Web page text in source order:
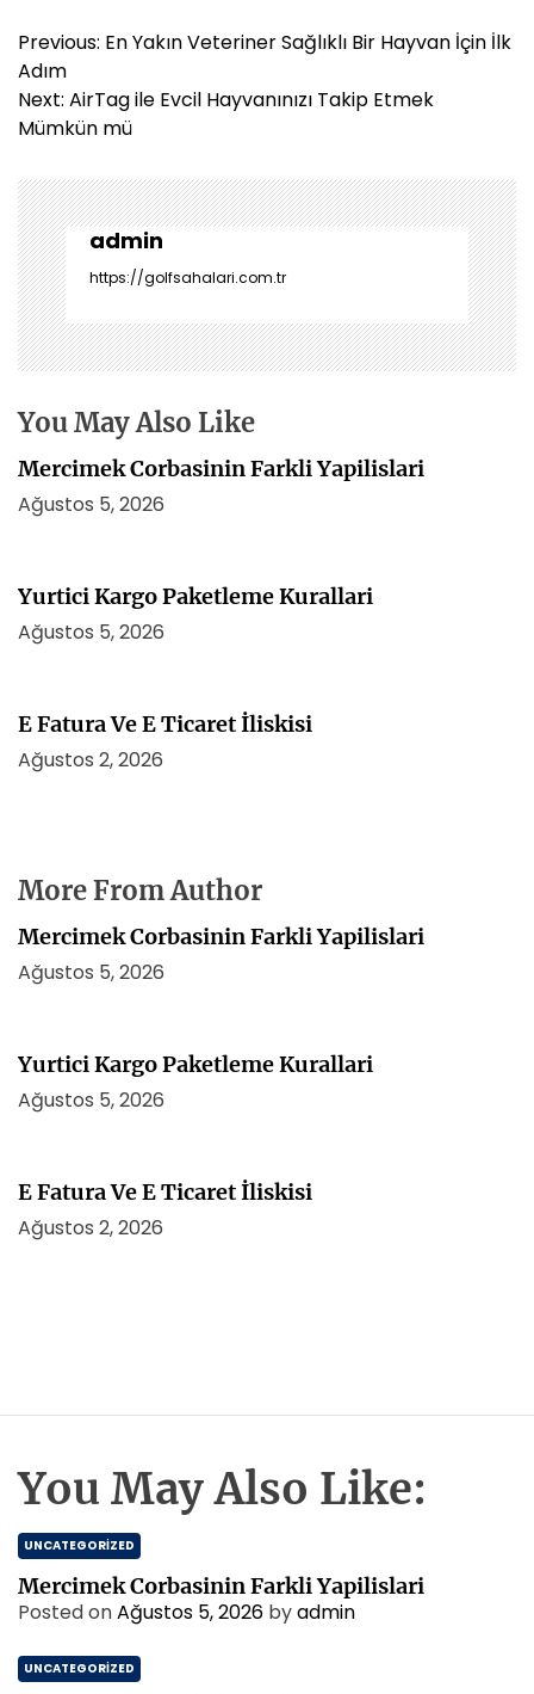
Y
a
z
ı
e
z
i
n
m
e
s
Previous: En Yakın Veteriner Sağlıklı Bir Hayvan İçin İlk
Adım
Next: AirTag ile Evcil Hayvanınızı Takip Etmek
Mümkün mü
admin
https://golfsahalari.com.tr
You May Also Like
Mercimek Corbasinin Farkli Yapilislari
Ağustos 5, 2026
Yurtici Kargo Paketleme Kurallari
Ağustos 5, 2026
E Fatura Ve E Ticaret İliskisi
Ağustos 2, 2026
More From Author
Mercimek Corbasinin Farkli Yapilislari
Ağustos 5, 2026
Yurtici Kargo Paketleme Kurallari
Ağustos 5, 2026
E Fatura Ve E Ticaret İliskisi
Ağustos 2, 2026
You May Also Like:
UNCATEGORIZED
Mercimek Corbasinin Farkli Yapilislari
Posted onAğustos 5, 2026 byadmin
UNCATEGORIZED